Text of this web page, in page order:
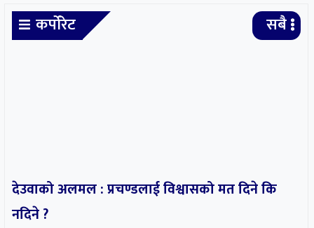
कर्पोरेट सबै
देउवाको अलमल : प्रचण्डलाई विश्वासको मत दिने कि
नदिने ?